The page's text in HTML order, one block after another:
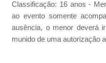
Classificação: 16 anos -
ao evento somente
ausência, o menor deverá
munido de uma autorização